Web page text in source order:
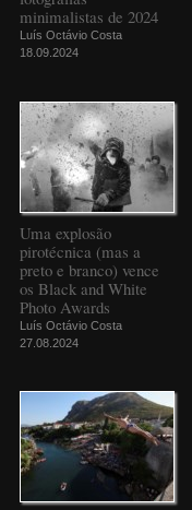
minimalistas de 2024
Luís Octávio Costa
18.09.2024
Uma explosão
pirotécnica (mas a
preto e branco) vence
os Black and White
Photo Awards
Luís Octávio Costa
27.08.2024